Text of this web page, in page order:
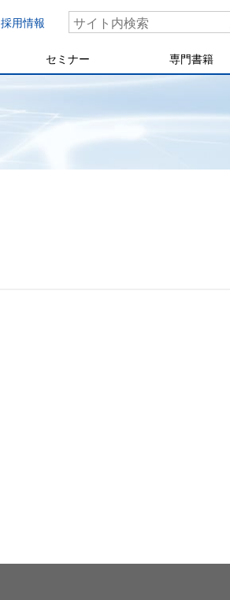
採用情報
セミナー 専門書籍